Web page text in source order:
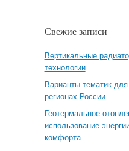
Свежие записи
Вертикальные
технологии
Варианты тематик
регионах России
Геотермальное
использование
комфорта